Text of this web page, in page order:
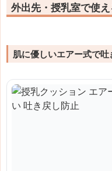
外出先・授乳室で使
肌に優しいエアー式で